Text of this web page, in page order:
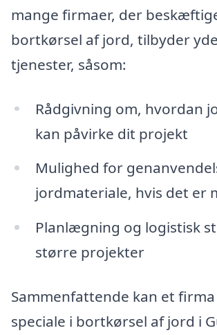
mange firmaer, der
bortkørsel af jord, tilbyder
tjenester, såsom:
Rådgivning om, hvordan
kan påvirke dit projekt
Mulighed for
jordmateriale, hvis det er
Planlægning og logistisk
større projekter
Sammenfattende kan et
speciale i bortkørsel af jord i